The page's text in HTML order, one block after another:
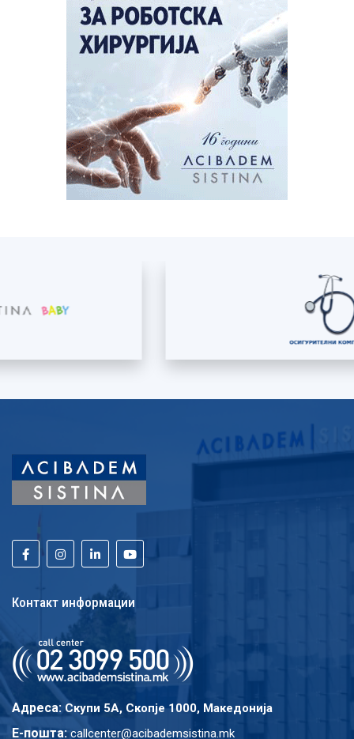
Контакт информации
Адреса: Скупи 5A, Скопје 1000, Македонија
E-пошта: callcenter@acibademsistina.mk